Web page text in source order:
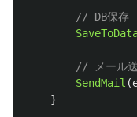
// DB保存
// メール
SendMail (
}